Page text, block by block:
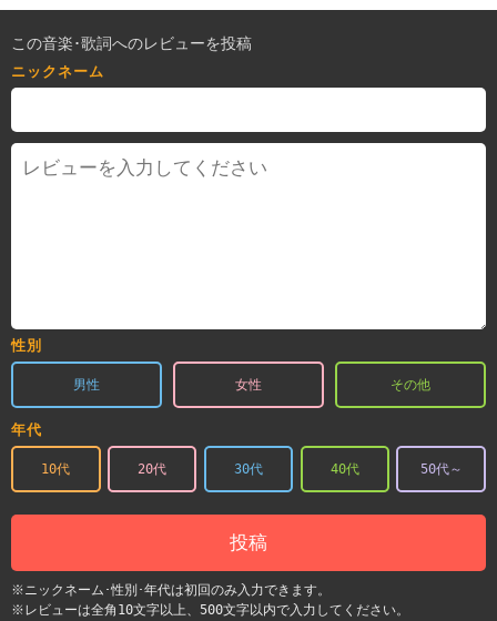
この音楽･歌詞へのレビューを投稿
ニックネーム
性別
男性 女性 その他
年代
10代 20代 30代 40代 50代～
投稿
※ニックネーム･性別･年代は初回のみ入力できます。
※レビューは全角10文字以上、500文字以内で入力してください。